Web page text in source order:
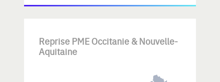
Reprise PME Occitanie & Nouvelle-
Aquitaine